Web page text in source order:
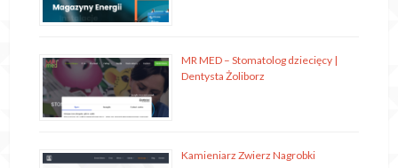
MR MED – Stomatolog dziecięcy |
Dentysta Żoliborz
Kamieniarz Zwierz Nagrobki